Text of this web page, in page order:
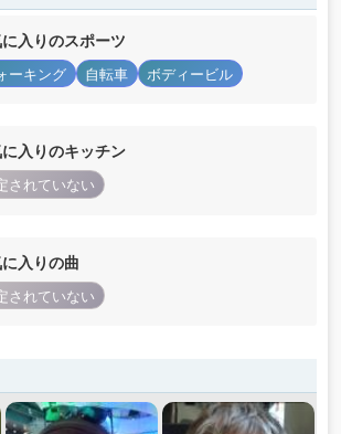
入りのスポーツ
ーキング 自転車 ボディービル
入りのキッチン
されていない
入りの曲
されていない